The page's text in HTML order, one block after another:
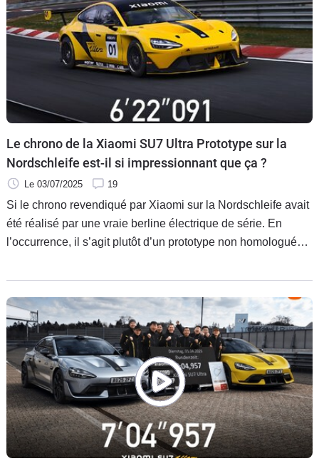
Le chrono de la Xiaomi SU7 Ultra Prototype sur la
Nordschleife est-il si impressionnant que ça ?
Le 03/07/2025 19
Si le chrono revendiqué par Xiaomi sur la Nordschleife avait
été réalisé par une vraie berline électrique de série. En
l’occurrence, il s’agit plutôt d’un prototype non homologué
Volkswagen.